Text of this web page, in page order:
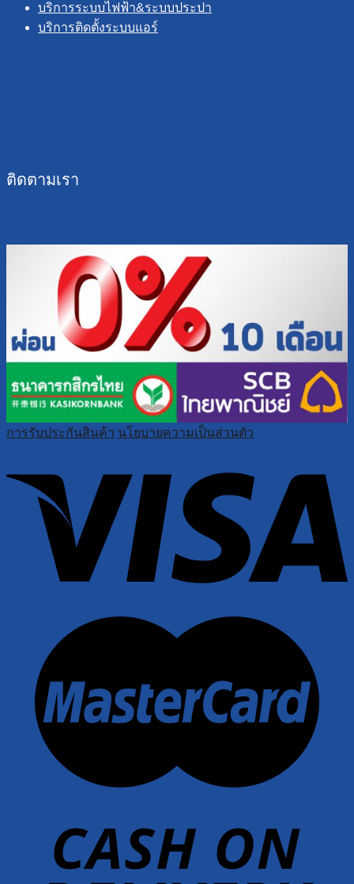
บริการระบบไฟฟ้า&ระบบประปา
บริการติดตั้งระบบแอร์
ติดตามเรา
การรับประกันสินค้า นโยบายความเป็นส่วนตัว